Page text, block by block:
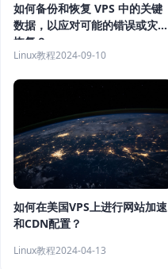
如何备份和恢复 VPS 中的关键
数据，以应对可能的错误或灾难
恢复？
Linux教程2024-09-10
如何在美国VPS上进行网站加速
和CDN配置？
Linux教程2024-04-13